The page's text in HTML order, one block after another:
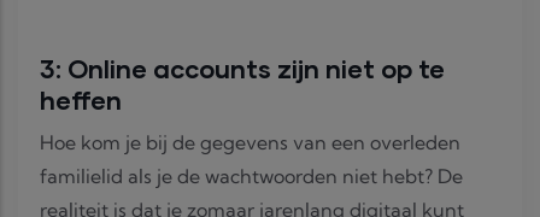
3: Online accounts zijn niet op te
heffen
Hoe kom je bij de gegevens van een overleden
familielid als je de wachtwoorden niet hebt? De
realiteit is dat je zomaar jarenlang digitaal kunt